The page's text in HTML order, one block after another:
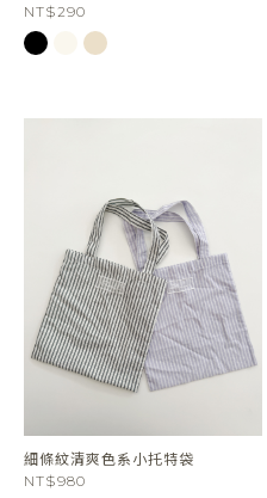
NT$290
細條紋清爽色系小托特袋
NT$980